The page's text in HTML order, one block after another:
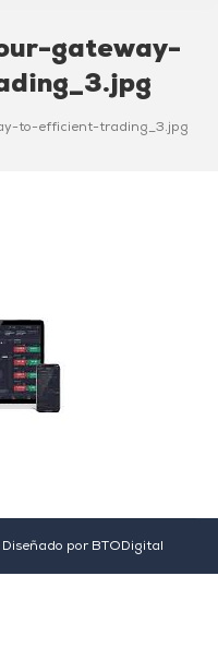
gateway-
to-efficient-trading_3.jpg
por BTODigital